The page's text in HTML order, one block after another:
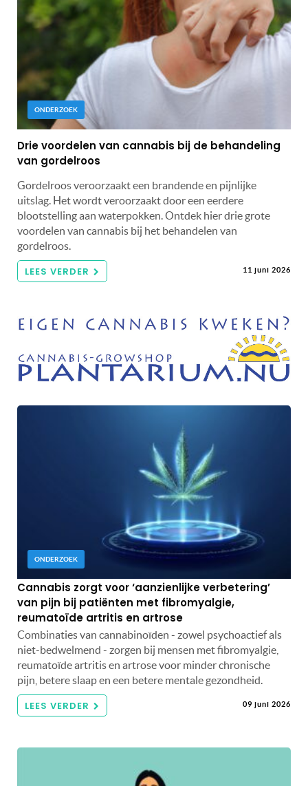
ONDERZOEK
Drie voordelen van cannabis bij de behandeling
van gordelroos
Gordelroos veroorzaakt een brandende en pijnlijke
uitslag. Het wordt veroorzaakt door een eerdere
blootstelling aan waterpokken. Ontdek hier drie grote
voordelen van cannabis bij het behandelen van
gordelroos.
LEES VERDER 11 juni 2026
ONDERZOEK
Cannabis zorgt voor ‘aanzienlijke verbetering’
van pijn bij patiënten met fibromyalgie,
reumatoïde artritis en artrose
Combinaties van cannabinoïden - zowel psychoactief als
niet-bedwelmend - zorgen bij mensen met fibromyalgie,
reumatoïde artritis en artrose voor minder chronische
pijn, betere slaap en een betere mentale gezondheid.
LEES VERDER 09 juni 2026